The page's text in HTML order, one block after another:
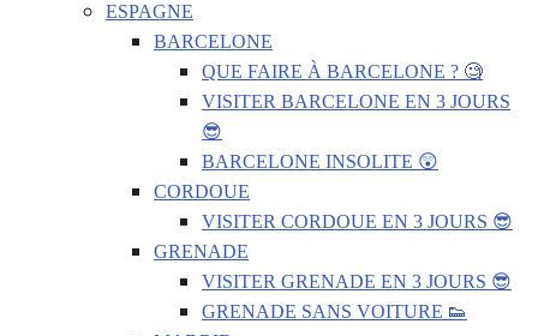
ESPAGNE
BARCELONE
QUE FAIRE À BARCELONE ? 🧐
VISITER BARCELONE EN 3 JOURS
😎
BARCELONE INSOLITE 😲
CORDOUE
VISITER CORDOUE EN 3 JOURS 😎
GRENADE
VISITER GRENADE EN 3 JOURS 😎
GRENADE SANS VOITURE 👟